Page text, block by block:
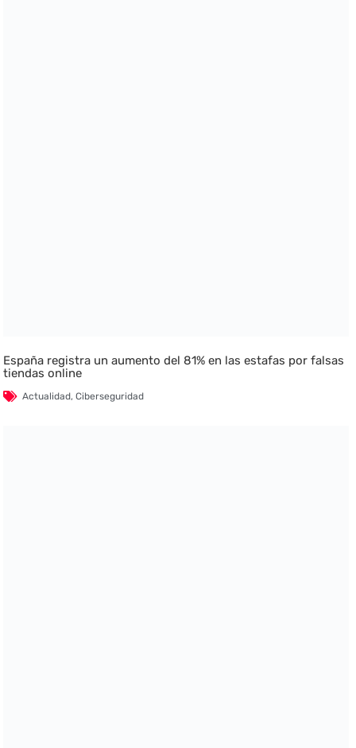
España registra un aumento del 81% en las estafas por falsas
tiendas online
Actualidad,Ciberseguridad